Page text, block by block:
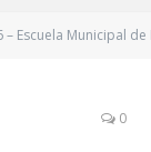
Escuela Municipal
0